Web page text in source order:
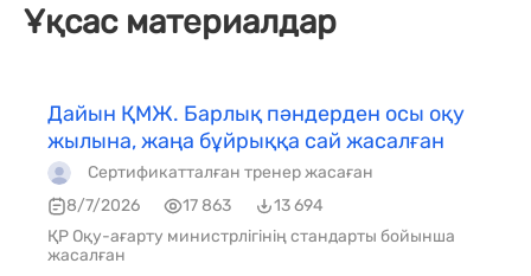
Ұқсас материалдар
Дайын ҚМЖ. Барлық пәндерден осы оқу
жылына, жаңа бұйрыққа сай жасалған
Сертификатталған тренер жасаған
8/7/2026
17 863
13 694
ҚР Оқу-ағарту министрлігінің стандарты бойынша
жасалған